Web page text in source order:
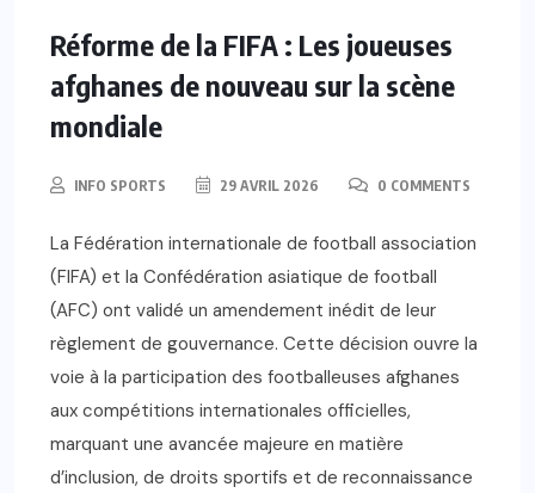
Réforme de la FIFA : Les joueuses
afghanes de nouveau sur la scène
mondiale
INFO SPORTS 29 AVRIL 2026 0 COMMENTS
La Fédération internationale de football association
(FIFA) et la Confédération asiatique de football
(AFC) ont validé un amendement inédit de leur
règlement de gouvernance. Cette décision ouvre la
voie à la participation des footballeuses afghanes
aux compétitions internationales officielles,
marquant une avancée majeure en matière
d’inclusion, de droits sportifs et de reconnaissance